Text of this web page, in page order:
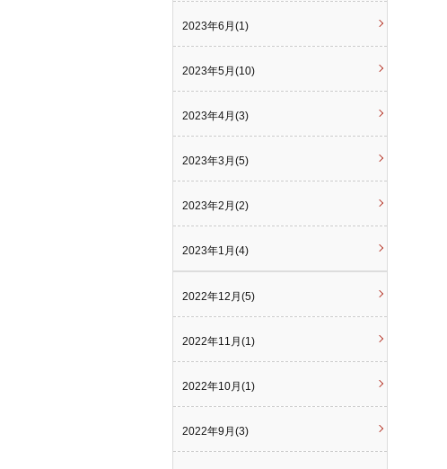
2023年6月(1)
2023年5月(10)
2023年4月(3)
2023年3月(5)
2023年2月(2)
2023年1月(4)
2022年12月(5)
2022年11月(1)
2022年10月(1)
2022年9月(3)